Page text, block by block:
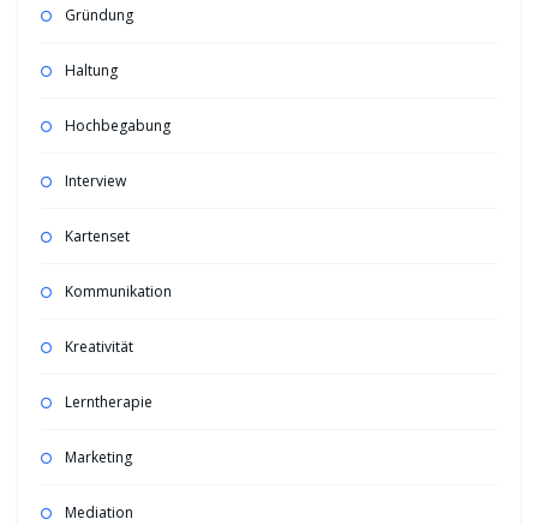
Gründung
Haltung
Hochbegabung
Interview
Kartenset
Kommunikation
Kreativität
Lerntherapie
Marketing
Mediation